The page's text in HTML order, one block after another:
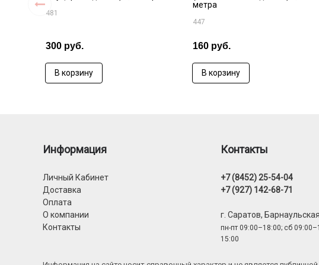
481
300 руб.
В корзину
метра
447
160 руб.
В корзину
Информация
Личный Кабинет
Доставка
Оплата
О компании
Контакты
Контакты
+7 (8452) 25-54-04
+7 (927) 142-68-71
г. Саратов,
пн-пт 09:00–18:00; сб
15:00